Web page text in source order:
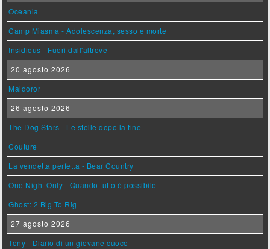
Oceania
Camp Miasma - Adolescenza, sesso e morte
Insidious - Fuori dall'altrove
20 agosto 2026
Maldoror
26 agosto 2026
The Dog Stars - Le stelle dopo la fine
Couture
La vendetta perfetta - Bear Country
One Night Only - Quando tutto è possibile
Ghost: 2 Big To Rig
27 agosto 2026
Tony - Diario di un giovane cuoco